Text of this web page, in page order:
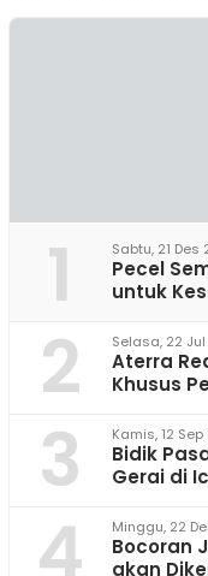
1 Sabtu, 21 Des
Pecel
untuk
2 Selasa, 22 Jul
Aterra
Khusus
3 Kamis, 12 Sep
Bidik
Gerai di
4 Minggu, 22
Bocoran
akan